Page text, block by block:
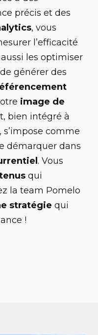
précis et des
, vous
l’efficacité
les optimiser
générer des
image de
bien intégré à
, s’impose comme
démarquer dans
. Vous
qui
la team Pomelo
stratégie qui
!